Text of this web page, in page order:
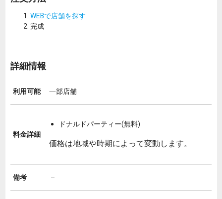
WEBで店舗を探す
完成
詳細情報
利用可能 一部店舗
料金詳細
ドナルドパーティー(無料)
価格は地域や時期によって変動します。
備考 –